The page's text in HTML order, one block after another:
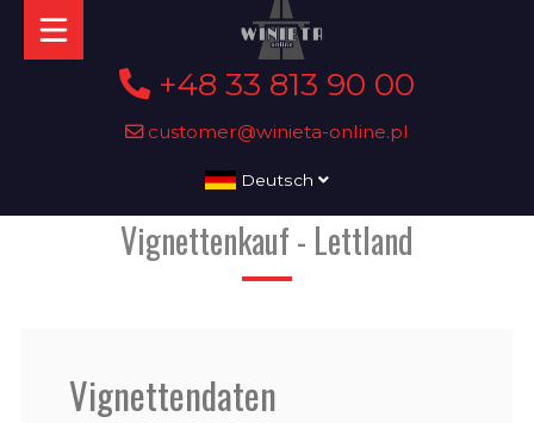
+48 33 813 90 00
customer@winieta-online.pl
Deutsch
Vignettenkauf - Lettland
Vignettendaten